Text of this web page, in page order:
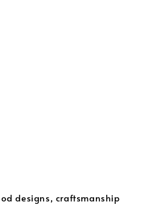
designs, craftsmanship